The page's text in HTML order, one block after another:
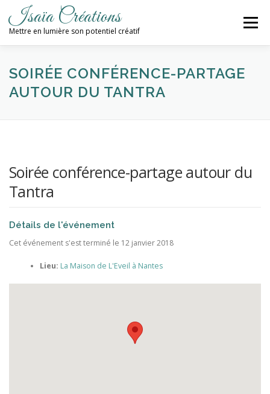
contenu
Isaïa Créations
Mettre en lumière son potentiel créatif
Menu
ACCUEIL MES CRÉATIONS ATELIERS
SOIRÉE CONFÉRENCE-PARTAGE
AUTOUR DU TANTRA
Soirée conférence-partage autour du
Tantra
Détails de l'événement
Cet événement s'est terminé le 12 janvier 2018
Lieu: La Maison de L'Eveil à Nantes